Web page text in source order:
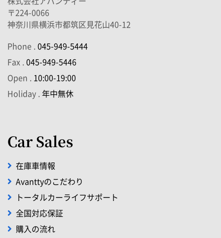
〒224-0066
神奈川県横浜市都筑区見花山40-12
Phone .045-949-5444
Fax .045-949-5446
Open . 10:00-19:00
Holiday .年中無休
Car Sales
在庫車情報
Avanttyのこだわり
トータルカーライフサポート
全国対応保証
購入の流れ